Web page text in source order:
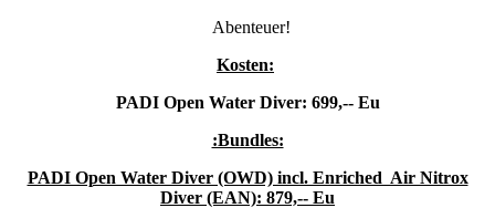
Abenteuer!
Kosten:
PADI Open Water Diver: 699,-- Eu
:Bundles:
PADI Open Water Diver (OWD) incl. Enriched Air Nitrox
Diver (EAN): 879,-- Eu